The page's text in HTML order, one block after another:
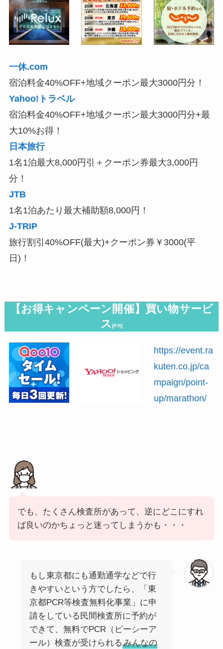
一休.com
宿泊料金40%OFF+地域クーポン最大3000円分！
Yahoo!トラベル
宿泊料金40%OFF+地域クーポン最大3000円分+最
大10%お得！
日本旅行
1名1泊最大8,000円引＋クーポン券最大3,000円
分！
JTB
1名1泊あたり最大補助額8,000円！
J-TRIP
旅行割引40%OFF(最大)+クーポン券￥3000(平
日)！
【お得キャンペーン開催】買い物サービ
ス[PR]
https://event.ra
kuten.co.jp/ca
mpaign/point-
up/marathon/
でも、たくさん検査所があって、逆にどこにすれ
ば良いのかちょっと迷ってしまうかも・・・
もし東京都にも通勤通学などで行
きやすいという方でしたら、「東
京都PCR等検査無料化事業」に申
請をしている民間検査所に予約が
できて、無料でPCR（ピーシーア
ール）検査が受けられる みんなの